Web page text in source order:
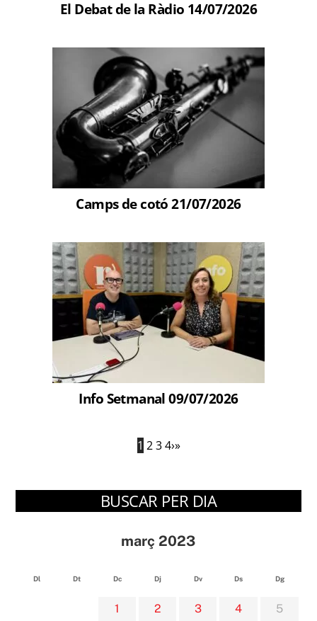
El Debat de la Ràdio 14/07/2026
Camps de cotó 21/07/2026
Info Setmanal 09/07/2026
1 2 3 4›»
BUSCAR PER DIA
març 2023
Dl Dt Dc Dj Dv Ds Dg
1 2 3 4 5